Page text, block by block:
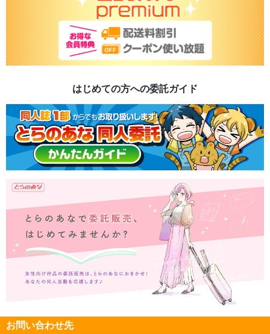
はじめての方への委託ガイド
お問い合わせ先